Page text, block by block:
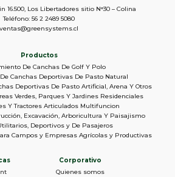
Productos
De Canchas De Golf Y Polo
Canchas Deportivas De Pasto Natural
Deportivas De Pasto Artificial, Arena Y Otros
Verdes, Parques Y Jardines Residenciales
Y Tractores Articulados Multifuncion
Excavación, Arboricultura Y Paisajismo
Deportivos y De Pasajeros
Campos y Empresas Agrícolas y Productivas
Corporativo
Quienes somos
16.500, Los Libertadores sitio N°30 – Colina
Teléfono: 56 2 2489 5080
ventas@greensystems.cl